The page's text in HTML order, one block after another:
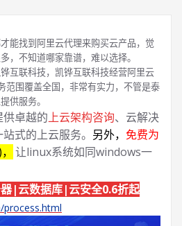
能找到阿里云代理来购买云产品，觉
，不知道哪家靠谱，难以选择。
互联科技，凯铧互联科技经营阿里云
范围覆盖全国，非常有实力，不管是泰
供服务。
卓越的上云架构咨询、云解决
式的上云服务。 另外， 免费为
让linux系统如同windows一
|云数据库|云安全0.6折起